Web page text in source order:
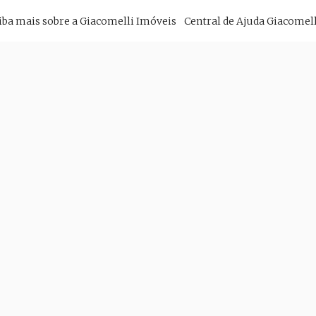
mais sobre a Giacomelli Imóveis Central de Ajuda